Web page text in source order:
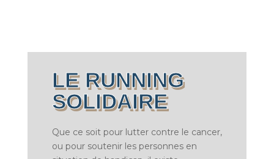
LE RUNNING
SOLIDAIRE
Que ce soit pour lutter contre le cancer,
ou pour soutenir les personnes en